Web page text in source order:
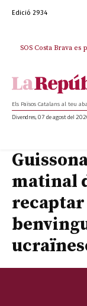
Edició 2934
SOS Costa Brava
Els Països Catalans al teu
Divendres, 07 de agost del
matinal